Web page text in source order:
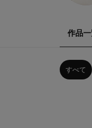
作品
すべて